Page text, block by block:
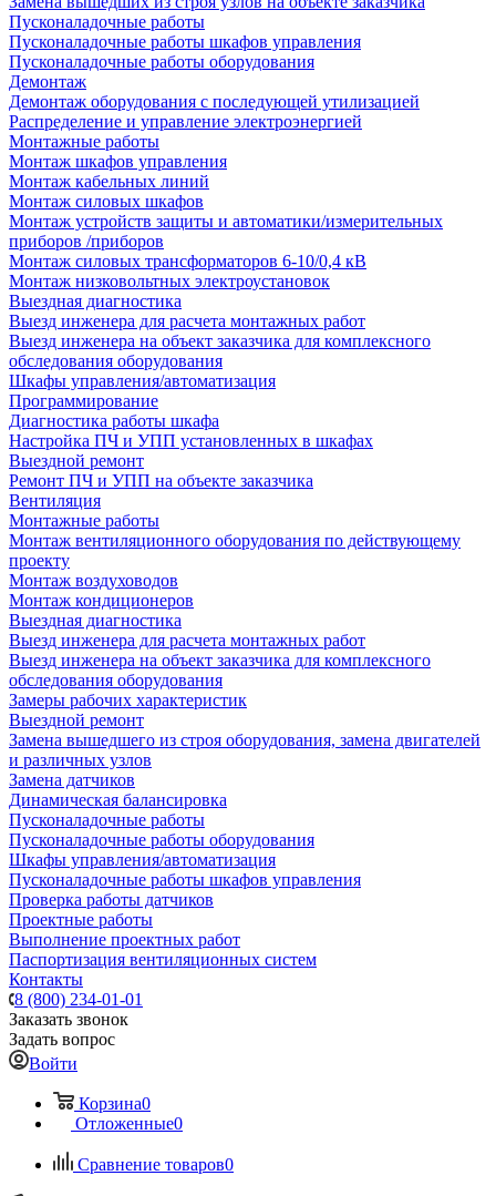
Пусконаладочные работы
Пусконаладочные работы шкафов управления
Пусконаладочные работы оборудования
Демонтаж
Демонтаж оборудования с последующей утилизацией
Распределение и управление электроэнергией
Монтажные работы
Монтаж шкафов управления
Монтаж кабельных линий
Монтаж силовых шкафов
Монтаж устройств защиты и автоматики/измерительных
приборов /приборов
Монтаж силовых трансформаторов 6-10/0,4 кВ
Монтаж низковольтных электроустановок
Выездная диагностика
Выезд инженера для расчета монтажных работ
Выезд инженера на объект заказчика для комплексного
обследования оборудования
Шкафы управления/автоматизация
Программирование
Диагностика работы шкафа
Настройка ПЧ и УПП установленных в шкафах
Выездной ремонт
Ремонт ПЧ и УПП на объекте заказчика
Вентиляция
Монтажные работы
Монтаж вентиляционного оборудования по действующему
проекту
Монтаж воздуховодов
Монтаж кондиционеров
Выездная диагностика
Выезд инженера для расчета монтажных работ
Выезд инженера на объект заказчика для комплексного
обследования оборудования
Замеры рабочих характеристик
Выездной ремонт
Замена вышедшего из строя оборудования, замена двигателей
и различных узлов
Замена датчиков
Динамическая балансировка
Пусконаладочные работы
Пусконаладочные работы оборудования
Шкафы управления/автоматизация
Пусконаладочные работы шкафов управления
Проверка работы датчиков
Проектные работы
Выполнение проектных работ
Паспортизация вентиляционных систем
Контакты
8 (800) 234-01-01
Заказать звонок
Задать вопрос
Войти
Корзина0
Отложенные0
Сравнение товаров0